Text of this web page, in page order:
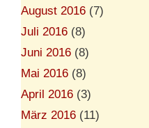
August 2016 (7)
Juli 2016 (8)
Juni 2016 (8)
Mai 2016 (8)
April 2016 (3)
März 2016 (11)